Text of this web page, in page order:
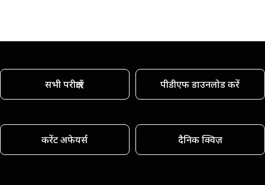
सभी परीक्षाएँ पीडीएफ डाउनलोड करें
करेंट अफेयर्स दैनिक क्विज़